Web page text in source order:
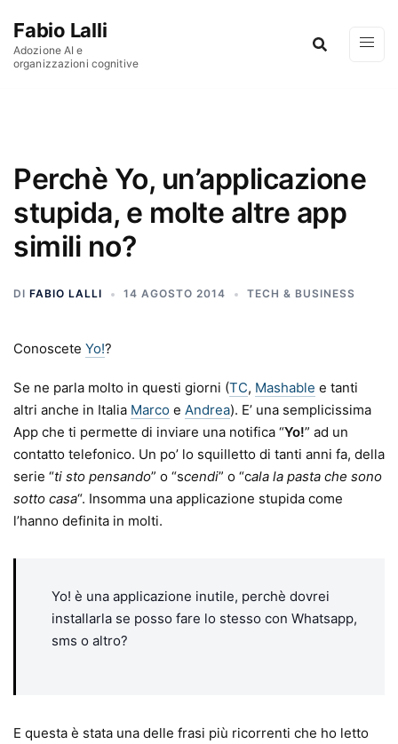
Fabio Lalli
Adozione AI e
organizzazioni cognitive
Perchè Yo, un’applicazione
stupida, e molte altre app
simili no?
DI FABIO LALLI 14 AGOSTO 2014 TECH & BUSINESS
Conoscete Yo!?
Se ne parla molto in questi giorni (TC, Mashable e tanti
altri anche in Italia Marco e Andrea). E’ una semplicissima
App che ti permette di inviare una notifica “Yo!” ad un
contatto telefonico. Un po’ lo squilletto di tanti anni fa, della
serie “ti sto pensando” o “scendi” o “cala la pasta che sono
sotto casa“. Insomma una applicazione stupida come
l’hanno definita in molti.
Yo! è una applicazione inutile, perchè dovrei
installarla se posso fare lo stesso con Whatsapp,
sms o altro?
E questa è stata una delle frasi più ricorrenti che ho letto